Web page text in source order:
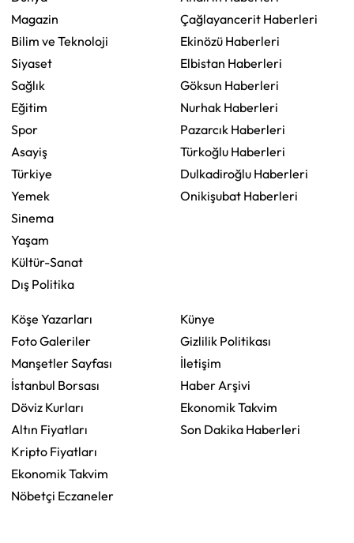
Magazin
Bilim ve Teknoloji
Siyaset
Sağlık
Eğitim
Spor
Asayiş
Türkiye
Yemek
Sinema
Yaşam
Kültür-Sanat
Dış Politika
Çağlayancerit Haberleri
Ekinözü Haberleri
Elbistan Haberleri
Göksun Haberleri
Nurhak Haberleri
Pazarcık Haberleri
Türkoğlu Haberleri
Dulkadiroğlu Haberleri
Onikişubat Haberleri
Köşe Yazarları
Foto Galeriler
Manşetler Sayfası
İstanbul Borsası
Döviz Kurları
Altın Fiyatları
Kripto Fiyatları
Ekonomik Takvim
Nöbetçi Eczaneler
Künye
Gizlilik Politikası
İletişim
Haber Arşivi
Ekonomik Takvim
Son Dakika Haberleri